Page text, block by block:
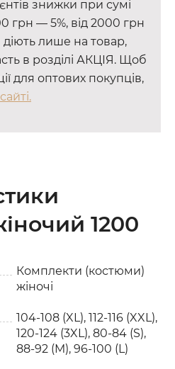
знижки при сумі
грн — 5%, від 2000 грн
лише на товар,
в розділі АКЦІЯ. Щоб
для оптових покупців,
1200
Комплекти (костюми)
жіночі
104-108 (XL), 112-116 (XXL),
120-124 (3XL), 80-84 (S),
88-92 (M), 96-100 (L)